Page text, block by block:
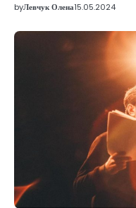
byЛевчук Олена15.05.2024